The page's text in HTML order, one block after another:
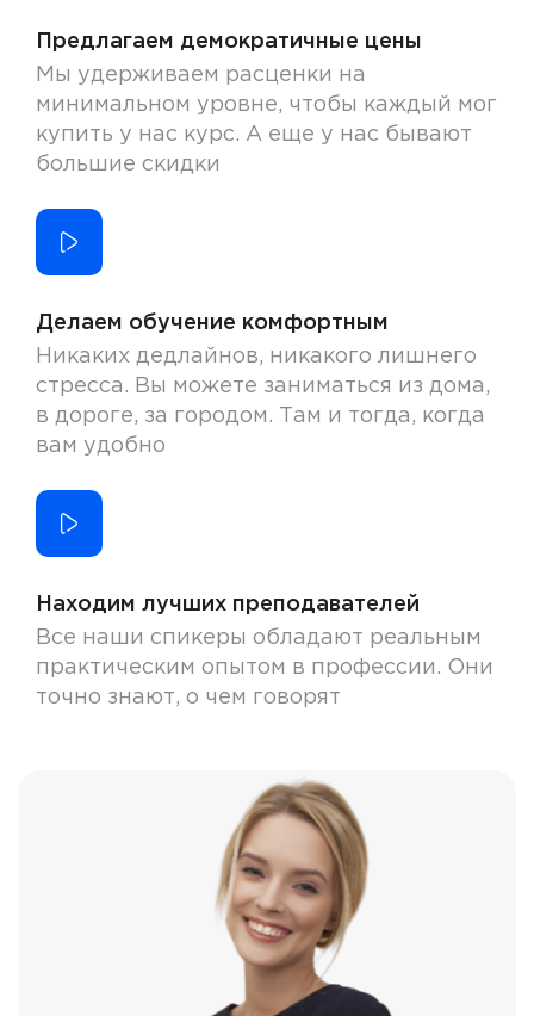
Предлагаем демократичные цены
Мы удерживаем расценки на
минимальном уровне, чтобы каждый мог
купить у нас курс. А еще у нас бывают
большие скидки
Делаем обучение комфортным
Никаких дедлайнов, никакого лишнего
стресса. Вы можете заниматься из дома,
в дороге, за городом. Там и тогда, когда
вам удобно
Находим лучших преподавателей
Все наши спикеры обладают реальным
практическим опытом в профессии. Они
точно знают, о чем говорят